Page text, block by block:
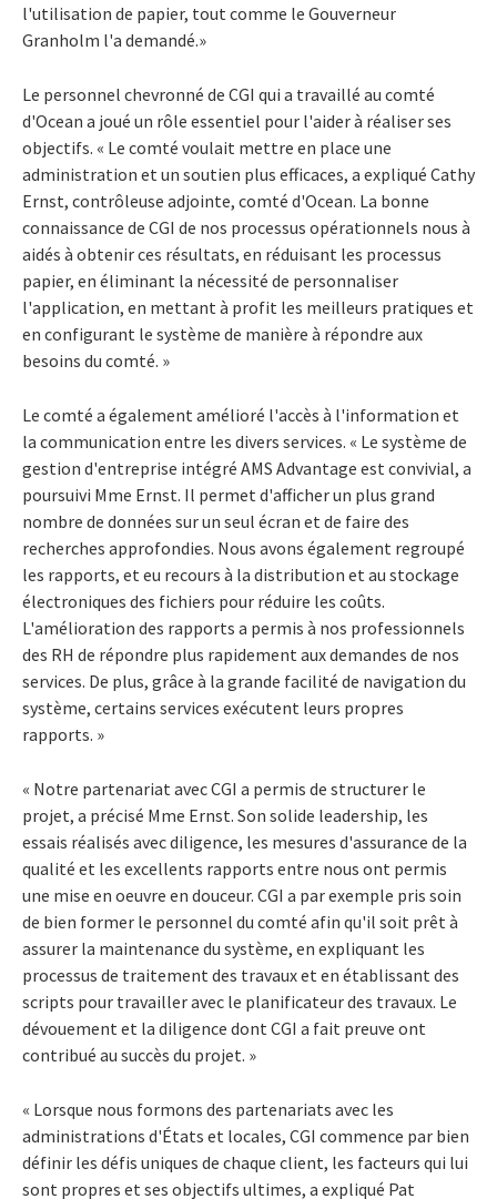
l'utilisation de papier, tout comme le Gouverneur
Granholm l'a demandé.»
Le personnel chevronné de CGI qui a travaillé au comté
d'Ocean a joué un rôle essentiel pour l'aider à réaliser ses
objectifs. « Le comté voulait mettre en place une
administration et un soutien plus efficaces, a expliqué Cathy
Ernst, contrôleuse adjointe, comté d'Ocean. La bonne
connaissance de CGI de nos processus opérationnels nous à
aidés à obtenir ces résultats, en réduisant les processus
papier, en éliminant la nécessité de personnaliser
l'application, en mettant à profit les meilleurs pratiques et
en configurant le système de manière à répondre aux
besoins du comté. »
Le comté a également amélioré l'accès à l'information et
la communication entre les divers services. « Le système de
gestion d'entreprise intégré AMS Advantage est convivial, a
poursuivi Mme Ernst. Il permet d'afficher un plus grand
nombre de données sur un seul écran et de faire des
recherches approfondies. Nous avons également regroupé
les rapports, et eu recours à la distribution et au stockage
électroniques des fichiers pour réduire les coûts.
L'amélioration des rapports a permis à nos professionnels
des RH de répondre plus rapidement aux demandes de nos
services. De plus, grâce à la grande facilité de navigation du
système, certains services exécutent leurs propres
rapports. »
« Notre partenariat avec CGI a permis de structurer le
projet, a précisé Mme Ernst. Son solide leadership, les
essais réalisés avec diligence, les mesures d'assurance de la
qualité et les excellents rapports entre nous ont permis
une mise en oeuvre en douceur. CGI a par exemple pris soin
de bien former le personnel du comté afin qu'il soit prêt à
assurer la maintenance du système, en expliquant les
processus de traitement des travaux et en établissant des
scripts pour travailler avec le planificateur des travaux. Le
dévouement et la diligence dont CGI a fait preuve ont
contribué au succès du projet. »
« Lorsque nous formons des partenariats avec les
administrations d'États et locales, CGI commence par bien
définir les défis uniques de chaque client, les facteurs qui lui
sont propres et ses objectifs ultimes, a expliqué Pat